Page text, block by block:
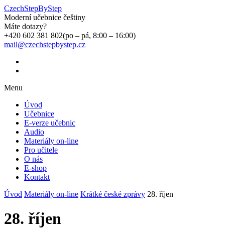
CzechStepByStep
Moderní učebnice češtiny
Máte dotazy?
+420 602 381 802(po – pá, 8:00 – 16:00)
mail@czechstepbystep.cz
Menu
Úvod
Učebnice
E-verze učebnic
Audio
Materiály on-line
Pro učitele
O nás
E-shop
Kontakt
Úvod Materiály on-line Krátké české zprávy 28. říjen
28. říjen